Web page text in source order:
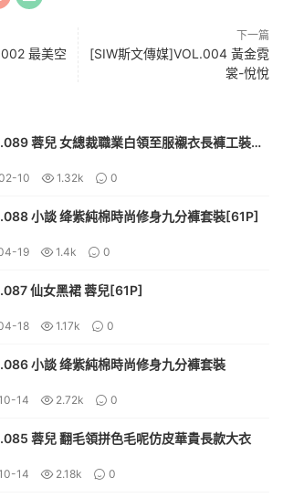
最美空
下一篇
[SIW斯文傳媒]VOL.004 黃金霓
裳-悅悅
蓉兒 女總裁職業白領至服襯衣長褲工裝
10 1.32k 0
小談 绛紫純棉時尚修身九分褲套裝[61P]
19 1.4k 0
仙女黑裙 蓉兒[61P]
18 1.17k 0
小談 绛紫純棉時尚修身九分褲套裝
14 2.72k 0
蓉兒 翻毛領拼色毛呢仿皮華貴長款大衣
14 2.18k 0